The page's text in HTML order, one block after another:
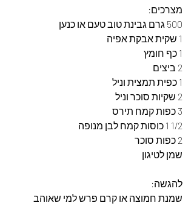
מצרכים:
500 גרם גבינת טוב טעם או כנען
1 שקית אבקת אפיה
1 כף חומץ
2 ביצים
1 כפית תמצית וניל
2 שקיות סוכר וניל
3 כפות קמח תירס
1/2 1 כוסות קמח לבן מנופה
2 כפות סוכר
שמן לטיגון
להגשה:
שמנת חמוצה או קרם פרש למי שאוהב